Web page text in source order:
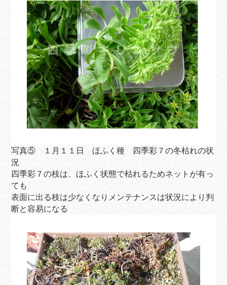
写真⑤ １月１１日 ほふく種 四季彩７の冬枯れの状
況
四季彩７の枝は、ほふく状態で枯れるためネットが有っ
ても
表面に出る枝は少なくなりメンテナンスは状況により判
断と容易になる